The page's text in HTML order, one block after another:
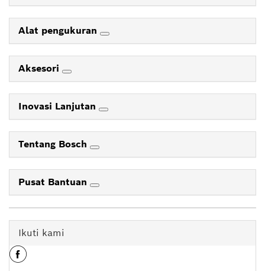
Alat pengukuran
Aksesori
Inovasi Lanjutan
Tentang Bosch
Pusat Bantuan
Ikuti kami